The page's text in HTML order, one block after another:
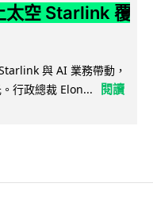
太空 Starlink 覆
與 AI 業務帶動，
行政總裁 Elon...
閱讀